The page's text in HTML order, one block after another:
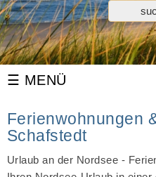
Ferienwohnungen
Schafstedt
Urlaub an der Nordsee -